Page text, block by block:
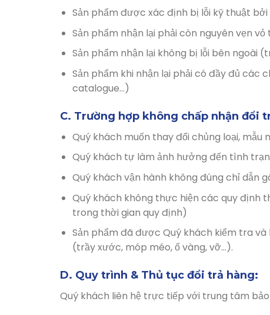
Sản phẩm được xác định bị lỗi kỹ thuật
Sản phẩm nhận lại phải còn nguyên vẹn
Sản phẩm nhận lại không bị lỗi bên ngoài
Sản phẩm khi nhận lại phải có đầy đủ
catalogue…)​
C. Trường hợp không chấp nhận đổi
Quý khách muốn thay đổi chủng loại,
Quý khách tự làm ảnh hưởng đến tình
Quý khách vận hành không đúng chỉ dẫn
Quý khách không thực hiện các quy định
trong thời gian quy định)
Sản phẩm đã được Quý khách kiểm tra
(trầy xước, móp méo, ố vàng, vỡ…).
D. Quy trình & Thủ tục đổi trả hàng:
Quý khách liên hệ trực tiếp với trung tâm